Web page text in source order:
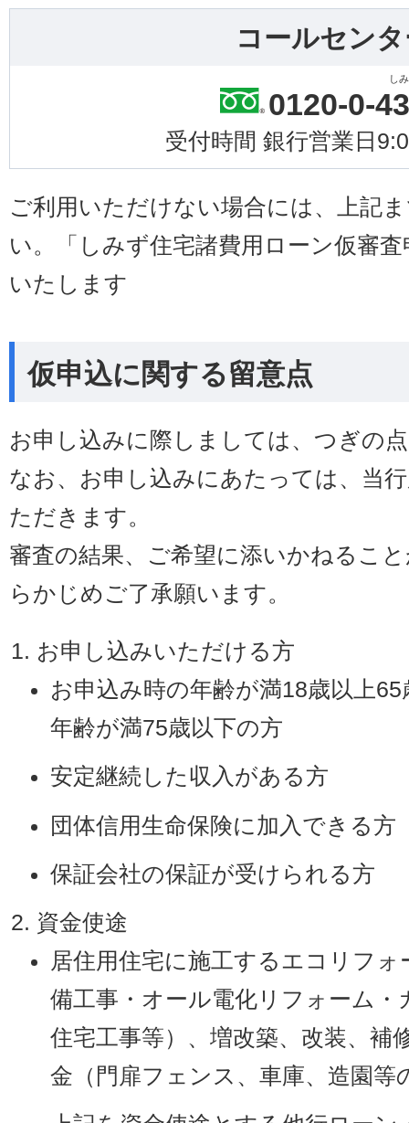
コールセン
0120-0-
し
受付時間 銀行営業日
ご利用いただけない場合には、上記
い。「しみず住宅諸費用ローン仮審
いたします
仮申込に関する留意点
お申し込みに際しましては、つぎの
なお、お申し込みにあたっては、当
ただきます。
審査の結果、ご希望に添いかねるこ
らかじめご了承願います。
お申し込みいただける方
お申込み時の年齢が満18歳以上
年齢が満75歳以下の方
安定継続した収入がある方
団体信用生命保険に加入できる方
保証会社の保証が受けられる方
資金使途
居住用住宅に施工するエコリフォ
備工事・オール電化リフォーム
住宅工事等）、増改築、改装、補
金（門扉フェンス、車庫、造園等